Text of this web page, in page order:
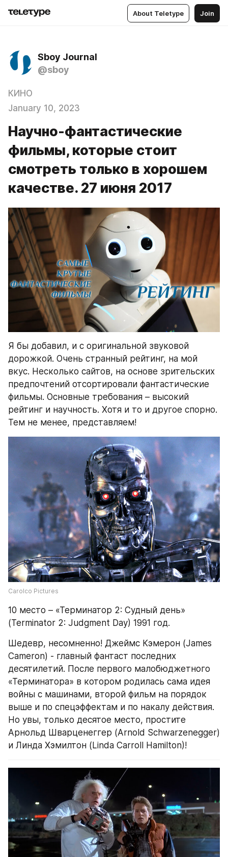
About Teletype Join
Sboy Journal
@sboy
КИНО
January 10, 2023
Научно-фантастические
фильмы, которые стоит
смотреть только в хорошем
качестве. 27 июня 2017
Я бы добавил, и с оригинальной звуковой
дорожкой. Очень странный рейтинг, на мой
вкус. Несколько сайтов, на основе зрительских
предпочтений отсортировали фантастические
фильмы. Основные требования – высокий
рейтинг и научность. Хотя и то и другое спорно.
Тем не менее, представляем!
Carolco Pictures
10 место – «Терминатор 2: Судный день»
(Terminator 2: Judgment Day) 1991 год.
Шедевр, несомненно! Джеймс Кэмерон (James
Cameron) - главный фантаст последних
десятилетий. После первого малобюджетного
«Терминатора» в котором родилась сама идея
войны с машинами, второй фильм на порядок
выше и по спецэффектам и по накалу действия.
Но увы, только десятое место, простите
Арнольд Шварценеггер (Arnold Schwarzenegger)
и Линда Хэмилтон (Linda Carroll Hamilton)!